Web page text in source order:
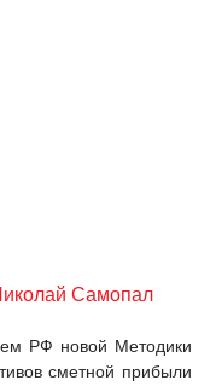
Самопал
РФ новой Методики
сметной прибыли